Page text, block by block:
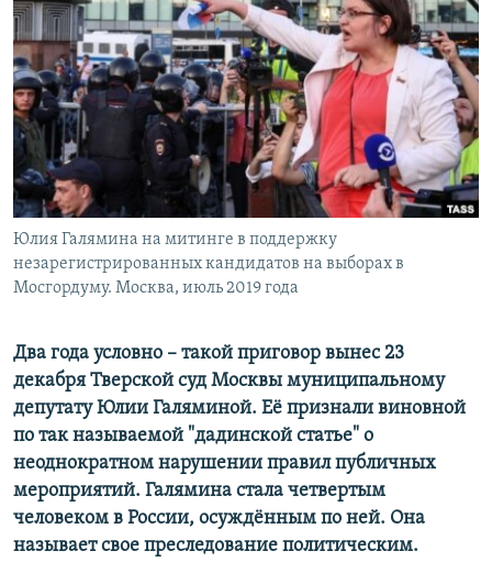
ПРОПАВШИЕ БЕЗ ВЕСТИ
ПОБЕДИТЕЛЕЙ НЕ СУДЯТ?
КРЫМ.НЕПОКОРЕННЫЙ
ELIFBE
УКРАИНСКАЯ ПРОБЛЕМА КРЫМА
ПРИСОЕДИНЯЙТЕСЬ!
Все сайты RFE/RL
Юлия Галямина на митинге в поддержку
незарегистрированных кандидатов на выборах в
Мосгордуму. Москва, июль 2019 года
Два года условно – такой приговор вынес 23
декабря Тверской суд Москвы муниципальному
депутату Юлии Галяминой. Её признали виновной
по так называемой "дадинской статье" о
неоднократном нарушении правил публичных
мероприятий. Галямина стала четвертым
человеком в России, осуждённым по ней. Она
называет свое преследование политическим.